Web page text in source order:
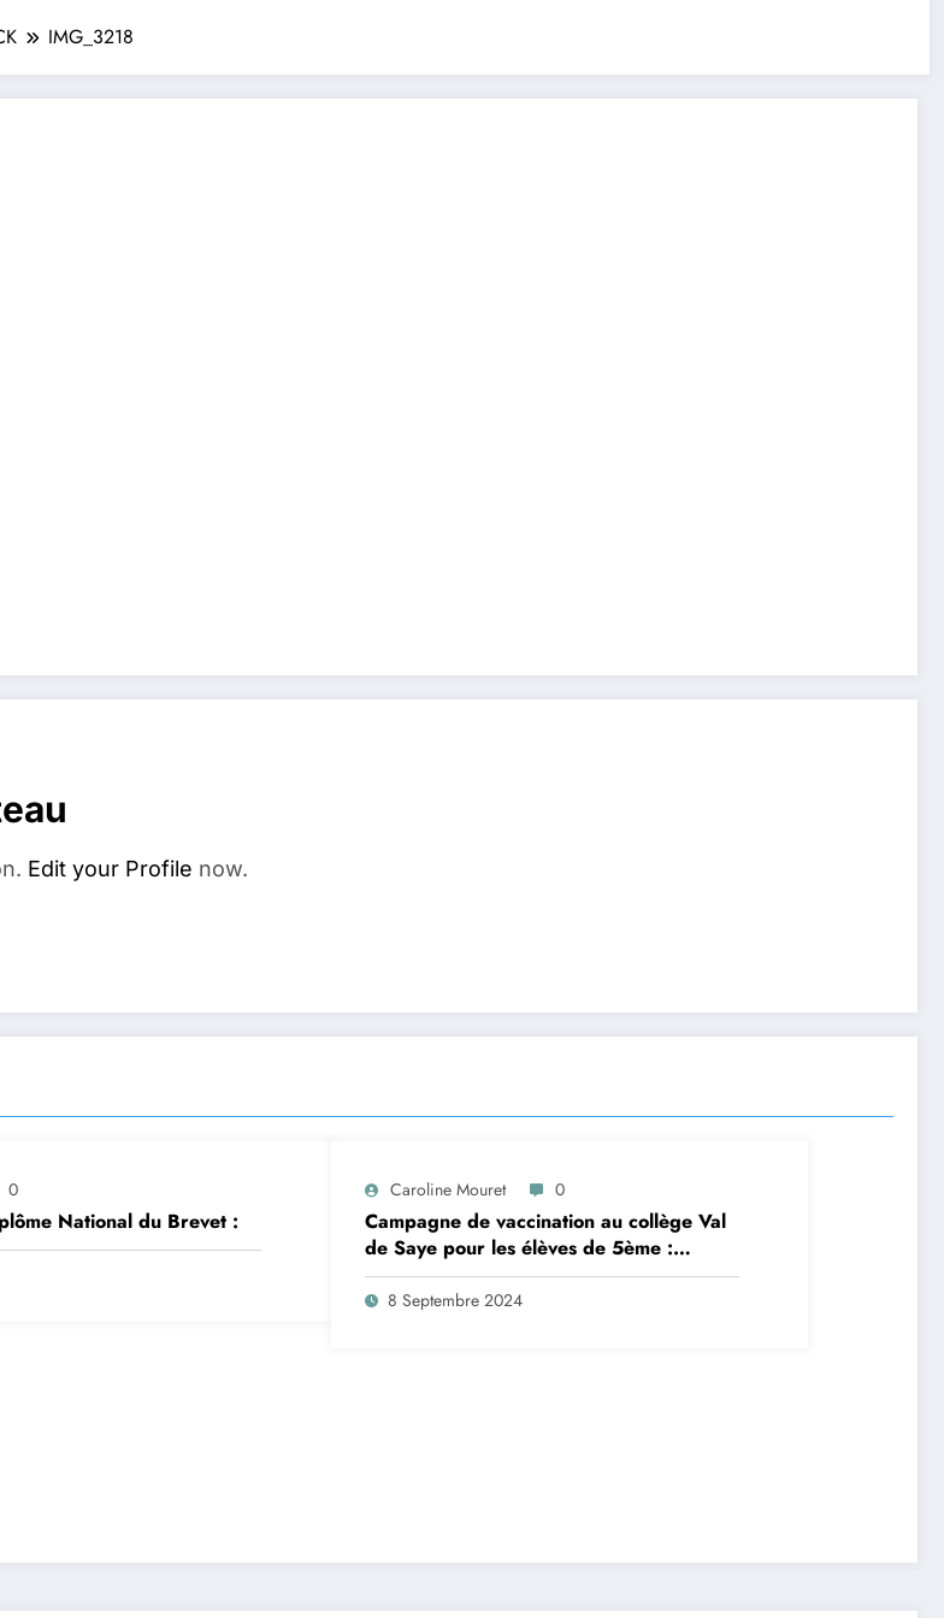
IMG_3218
Edit your Profile now.
0
National du Brevet :
Caroline Mouret 0
Campagne de vaccination au collège Val
de Saye pour les élèves de 5ème :
inscription en ligne avant le 28
septembre 2024
8 Septembre 2024